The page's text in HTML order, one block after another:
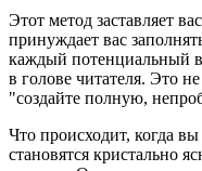
Этот метод заставляет
принуждает вас
каждый потенциальный
в голове читателя. Это
"создайте полную,
Что происходит, когда
становятся кристально